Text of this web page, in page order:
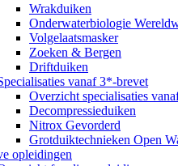
Wrakduiken
Onderwaterbiologie
Volgelaatsmasker
Zoeken & Bergen
Driftduiken
vanaf 3*-brevet
Overzicht specialisaties
Decompressieduiken
Nitrox Gevorderd
Grotduiktechnieken Open
opleidingen